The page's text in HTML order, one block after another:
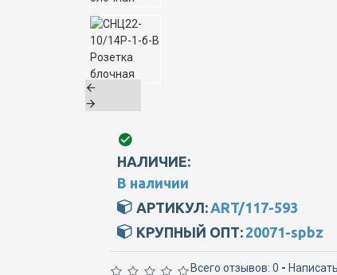
НАЛИЧИЕ:
В наличии
АРТИКУЛ: ART/117-593
КРУПНЫЙ ОПТ: 20071-spbz
Всего отзывов: 0 -